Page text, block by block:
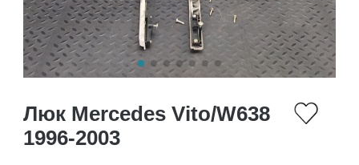
Люк Mercedes Vito/W638
1996-2003